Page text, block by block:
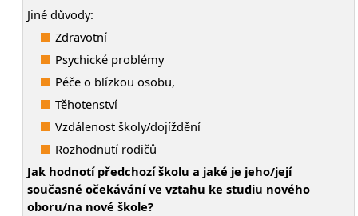
Jiné důvody:
Zdravotní
Psychické problémy
Péče o blízkou osobu,
Těhotenství
Vzdálenost školy/dojíždění
Rozhodnutí rodičů
Jak hodnotí předchozí školu a jaké je jeho/její
současné očekávání ve vztahu ke studiu nového
oboru/na nové škole?